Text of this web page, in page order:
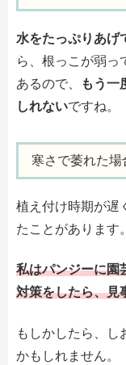
水をたっぷりあげ
ら、根っこが弱っ
あるので、
もう一
しれないですね。
寒さで萎れた場
植え付け時期が遅
たことがあります。
私はパンジーに園
対策をしたら、見
もしかしたら、し
かもしれません。